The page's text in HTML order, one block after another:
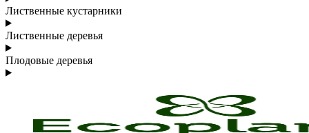
Лиственные кустарники
Лиственные деревья
Плодовые деревья